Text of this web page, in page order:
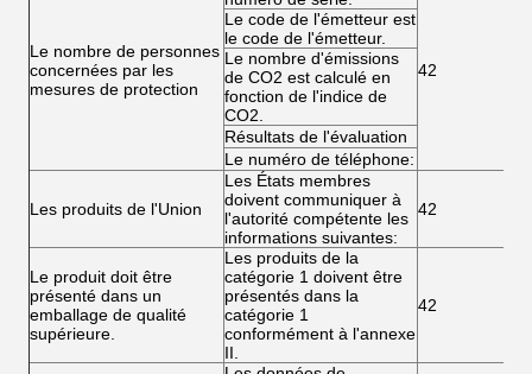
Le nombre de personnes
concernées par les
mesures de protection
42
Le code de l'émetteur est
le code de l'émetteur.
Le nombre d'émissions
de CO2 est calculé en
fonction de l'indice de
CO2.
Résultats de l'évaluation
Le numéro de téléphone:
Les produits de l'Union
Les États membres
doivent communiquer à
l'autorité compétente les
informations suivantes:
42
Le produit doit être
présenté dans un
emballage de qualité
supérieure.
Les produits de la
catégorie 1 doivent être
présentés dans la
catégorie 1
conformément à l'annexe
II.
42